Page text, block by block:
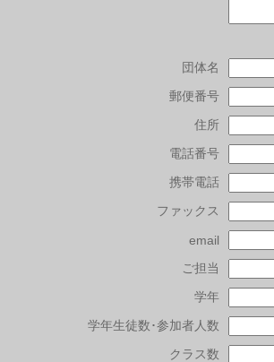
団体名
郵便番号
住所
電話番号
携帯電話
ファックス
email
ご担当
学年
学年生徒数･参加者人数
クラス数